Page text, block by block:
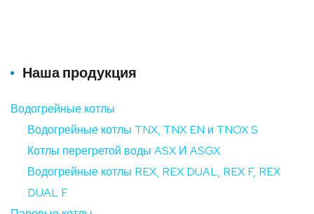
Наша продукция
Водогрейные котлы
Водогрейные котлы TNX, TNX EN и TNOX S
Котлы перегретой воды ASX И ASGX
Водогрейные котлы REX, REX DUAL, REX F, REX
DUAL F